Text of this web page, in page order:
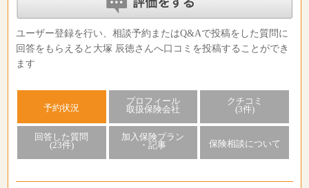
ユーザー登録を行い、相談予約またはQ&Aで投稿をした質問に
回答をもらえると大塚 辰徳さんへ口コミを投稿することができ
ます
予約状況
プロフィール
取扱保険会社
クチコミ
(3件)
回答した質問
(23件)
加入保険プラン
・記事
保険相談について